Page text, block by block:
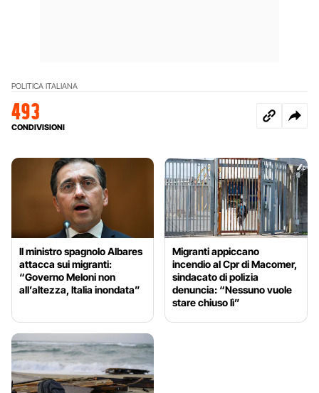
POLITICA ITALIANA
493
CONDIVISIONI
Il ministro spagnolo Albares
attacca sui migranti:
“Governo Meloni non
all’altezza, Italia inondata”
Migranti appiccano
incendio al Cpr di Macomer,
sindacato di polizia
denuncia: “Nessuno vuole
stare chiuso lì”